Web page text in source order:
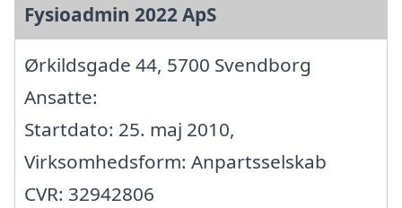
Fysioadmin 2022 ApS
Ørkildsgade 44, 5700 Svendborg
Ansatte:
Startdato: 25. maj 2010,
Virksomhedsform: Anpartsselskab
CVR: 32942806